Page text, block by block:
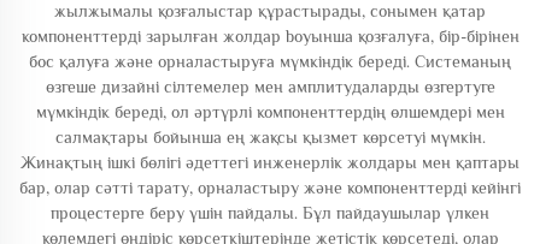
жылжымалы қозғалыстар құрастырады, сонымен қатар
компоненттерді зарылған жолдар boyынша қозғалуға, бір-бірінен
бос қалуға және орналастыруға мүмкіндік береді. Системаның
өзгеше дизайні сілтемелер мен амплитудаларды өзгертуге
мүмкіндік береді, ол әртүрлі компоненттердің өлшемдері мен
салмақтары бойынша ең жақсы қызмет көрсетуі мүмкін.
Жинақтың ішкі бөлігі әдеттегі инженерлік жолдары мен қаптары
бар, олар сәтті тарату, орналастыру және компоненттерді кейінгі
процестерге беру үшін пайдалы. Бұл пайдаушылар үлкен
көлемдегі өндіріс көрсеткіштерінде жетістік көрсетеді, олар